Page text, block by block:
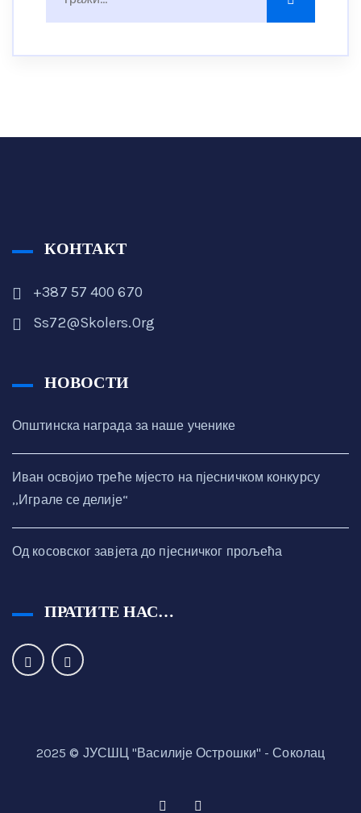
КОНТАКТ
+387 57 400 670
Ss72@skolers.org
НОВОСТИ
Општинска награда за наше ученике
Иван освојио треће мјесто на пјесничком конкурсу
,,Играле се делије“
Од косовског завјета до пјесничког прољећа
ПРАТИТЕ НАС…
2025 © ЈУСШЦ "Василије Острошки" - Соколац